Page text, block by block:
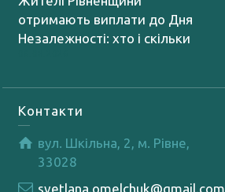
отримають виплати до Дня
Незалежності: хто і скільки
Контакти
вул. Шкільна, 2, м. Рівне,
33028
svetlana.omelchuk@gmail.com